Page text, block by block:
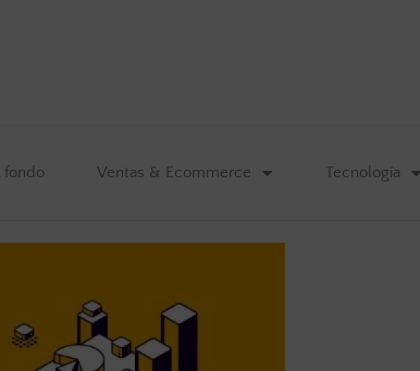
fondo Ventas & Ecommerce Tecnología